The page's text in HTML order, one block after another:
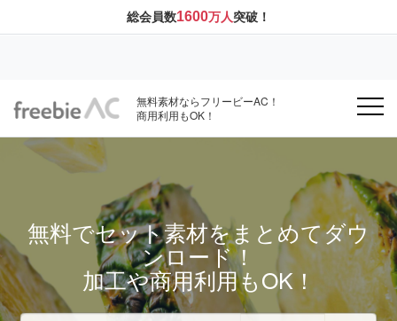
総会員数1600万人突破！
無料素材ならフリービーAC！
商用利用もOK！
無料でセット素材をまとめてダウ
ンロード！
加工や商用利用もOK！